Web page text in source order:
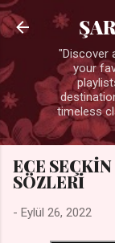
"Discover
your
timeless
ECE
SÖZLERİ
- Eylül 26, 2022